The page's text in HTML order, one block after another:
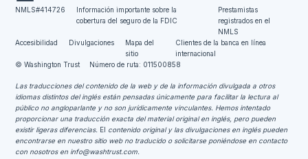
NMLS#414726
Información importante sobre la
cobertura del seguro de la FDIC
Prestamistas
registrados en el
NMLS
Accesibilidad
Divulgaciones
Mapa del
sitio
Clientes de la banca en línea
internacional
© Washington Trust
Número de ruta: 011500858
Las traducciones del contenido de la web y de la información divulgada a otros
idiomas distintos del inglés están pensadas únicamente para facilitar la lectura al
público no angloparlante y no son jurídicamente vinculantes. Hemos intentado
proporcionar una traducción exacta del material original en inglés, pero pueden
existir ligeras diferencias. El contenido original y las divulgaciones en inglés pueden
encontrarse en nuestro sitio web no traducido o solicitarse poniéndose en contacto
con nosotros en info@washtrust.com.